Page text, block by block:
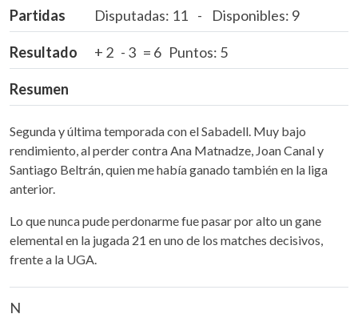
Partidas Disputadas: 11 - Disponibles: 9
Resultado + 2 - 3 = 6 Puntos: 5
Resumen
Segunda y última temporada con el Sabadell. Muy bajo
rendimiento, al perder contra Ana Matnadze, Joan Canal y
Santiago Beltrán, quien me había ganado también en la liga
anterior.
Lo que nunca pude perdonarme fue pasar por alto un gane
elemental en la jugada 21 en uno de los matches decisivos,
frente a la UGA.
N